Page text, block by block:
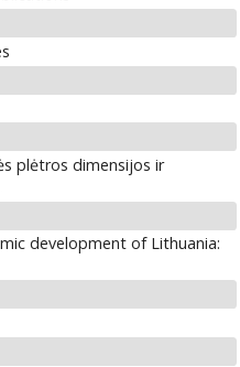
plėtros dimensijos ir
development of Lithuania: